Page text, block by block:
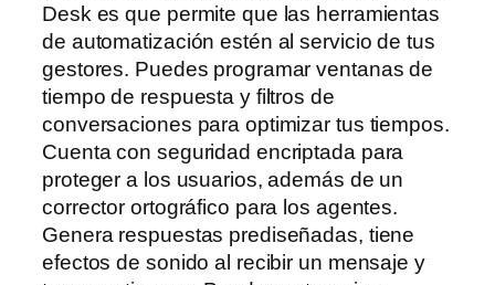
Desk es que permite que las herramientas
de automatización estén al servicio de tus
gestores. Puedes programar ventanas de
tiempo de respuesta y filtros de
conversaciones para optimizar tus tiempos.
Cuenta con seguridad encriptada para
proteger a los usuarios, además de un
corrector ortográfico para los agentes.
Genera respuestas prediseñadas, tiene
efectos de sonido al recibir un mensaje y